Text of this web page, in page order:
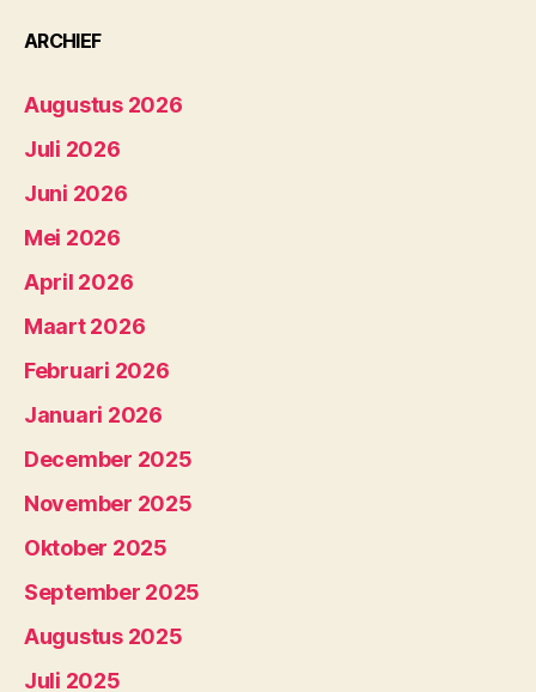
ARCHIEF
Augustus 2026
Juli 2026
Juni 2026
Mei 2026
April 2026
Maart 2026
Februari 2026
Januari 2026
December 2025
November 2025
Oktober 2025
September 2025
Augustus 2025
Juli 2025